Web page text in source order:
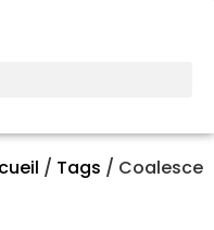
/ Tags / Coalesce